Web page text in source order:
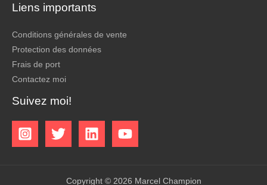
Liens importants
Conditions générales de vente
Protection des données
Frais de port
Contactez moi
Suivez moi!
Copyright © 2026 Marcel Champion